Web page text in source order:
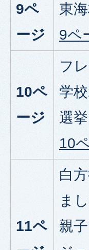
9ペ
ージ
東
9ペ
10ペ
ージ
フ
学
選
10
11ペ
白
ま
親